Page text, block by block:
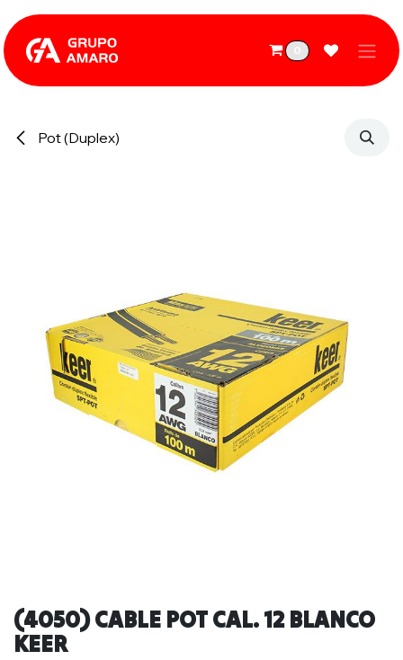
Ir al contenido
0
Pot (Duplex)
(4050) CABLE POT CAL. 12 BLANCO
KEER